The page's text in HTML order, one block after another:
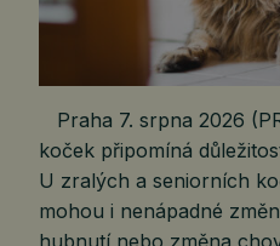
Praha 7. srpna 2026
koček připomíná
U zralých a seniorních
mohou i nenápadné
hubnutí nebo změna